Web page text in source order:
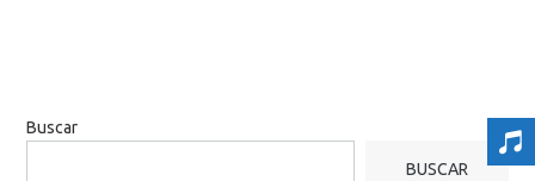
Buscar
BUSCAR